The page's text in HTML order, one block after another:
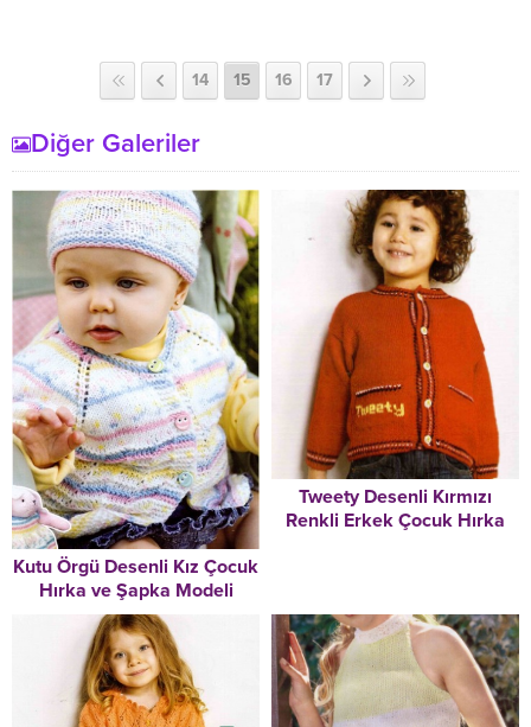
14 15 16 17
Diğer Galeriler
Kutu Örgü Desenli Kız Çocuk
Hırka ve Şapka Modeli
Tweety Desenli Kırmızı
Renkli Erkek Çocuk Hırka